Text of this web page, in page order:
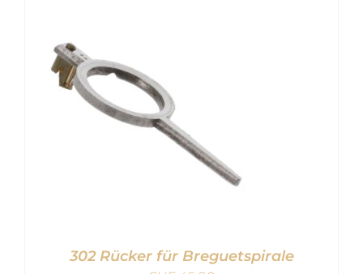
302 Rücker für Breguetspirale